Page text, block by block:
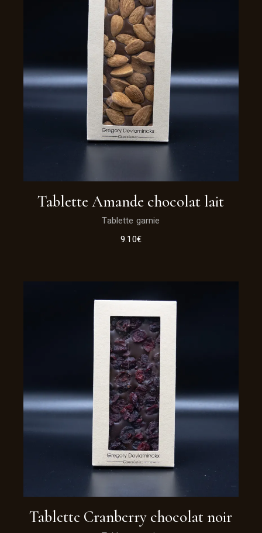
Tablette Amande chocolat lait
Tablette garnie
9.10€
Tablette Cranberry chocolat noir